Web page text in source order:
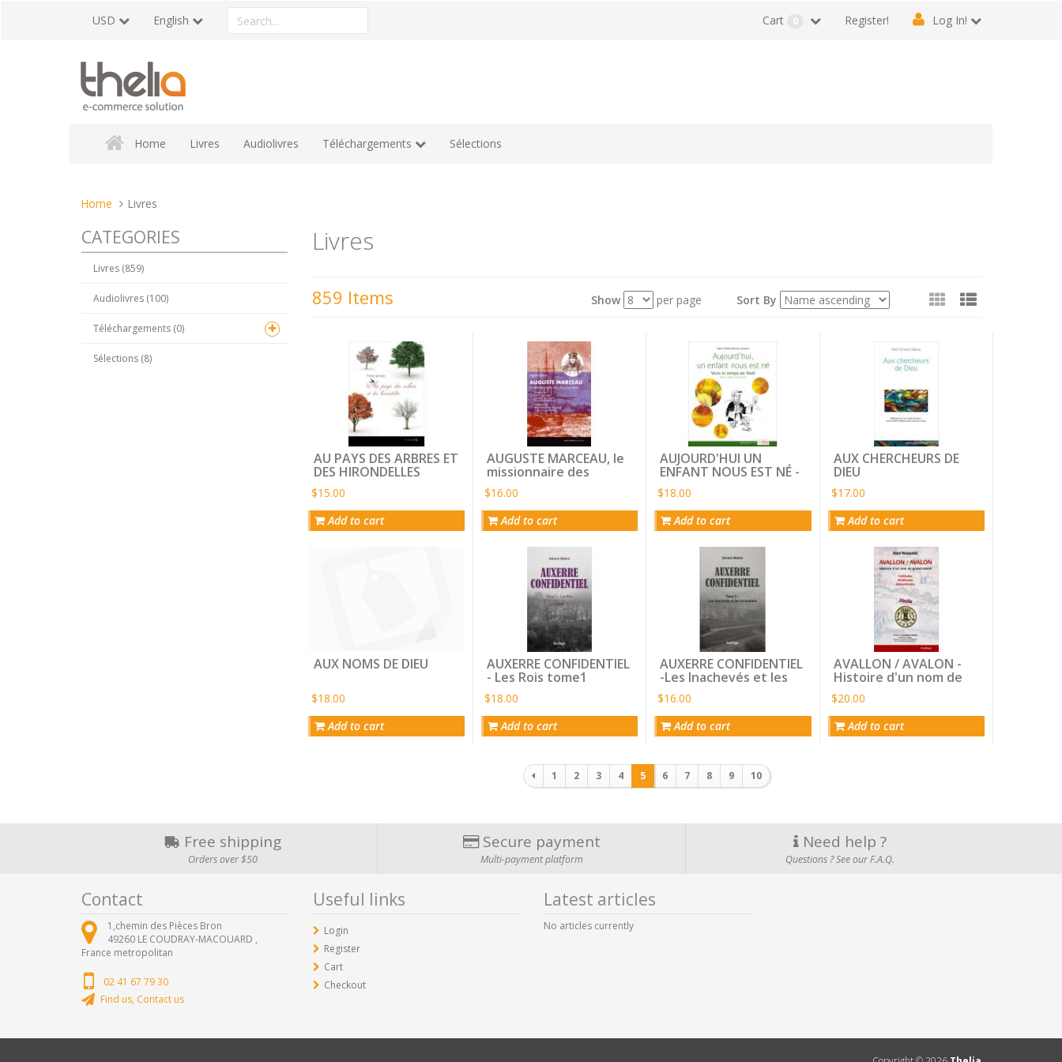
USD English
Search
a
Register! Log In!
Cart 0
Home Livres Audiolivres Téléchargements Sélections
You
here:
Home Livres
Livres
859 Items Show per page Sort By View
AU PAYS DES ARBRES ET
DES HIRONDELLES
$15.00
Add to cart
AUGUSTE MARCEAU, le
missionnaire des
missionnaires
$16.00
Add to cart
AUJOURD'HUI UN
ENFANT NOUS EST NÉ -
Vivre le temps de Noël
avec soeur Hortense
$18.00
Add to cart
AUX CHERCHEURS DE
DIEU
$17.00
Add to cart
AUX NOMS DE DIEU
$18.00
Add to cart
AUXERRE CONFIDENTIEL
- Les Rois tome1
$18.00
Add to cart
AUXERRE CONFIDENTIEL
-Les Inachevés et les
Incomplets
$16.00
Add to cart
AVALLON / AVALON -
Histoire d'un nom de
grand renom
$20.00
Add to cart
Pagination
1 2 3 4 5 6 7 8 9 10
CATEGORIES
Livres (859)
Audiolivres (100)
Téléchargements (0)
Sélections (8)
Free shipping
Orders over $50
Secure payment
Multi-payment platform
Need help ?
Questions ? See our F.A.Q.
Contact
1,chemin des Pièces Bron
49260 LE COUDRAY-MACOUARD ,
France metropolitan
02 41 67 79 30
Find us, Contact us
Useful links
Login
Register
Cart
Checkout
Latest articles
No articles currently